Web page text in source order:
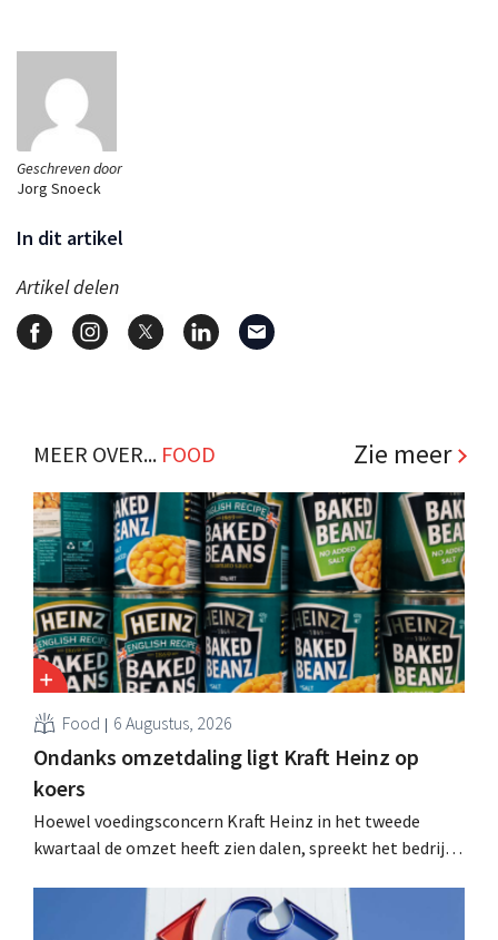
Geschreven door
Jorg Snoeck
In dit artikel
Artikel delen
MEER OVER... FOOD Zie meer
Food 6 Augustus, 2026
Ondanks omzetdaling ligt Kraft Heinz op
koers
Hoewel voedingsconcern Kraft Heinz in het tweede
kwartaal de omzet heeft zien dalen, spreekt het bedrijf
multinational verhoogt de investeringen en de
vooruitzichten.